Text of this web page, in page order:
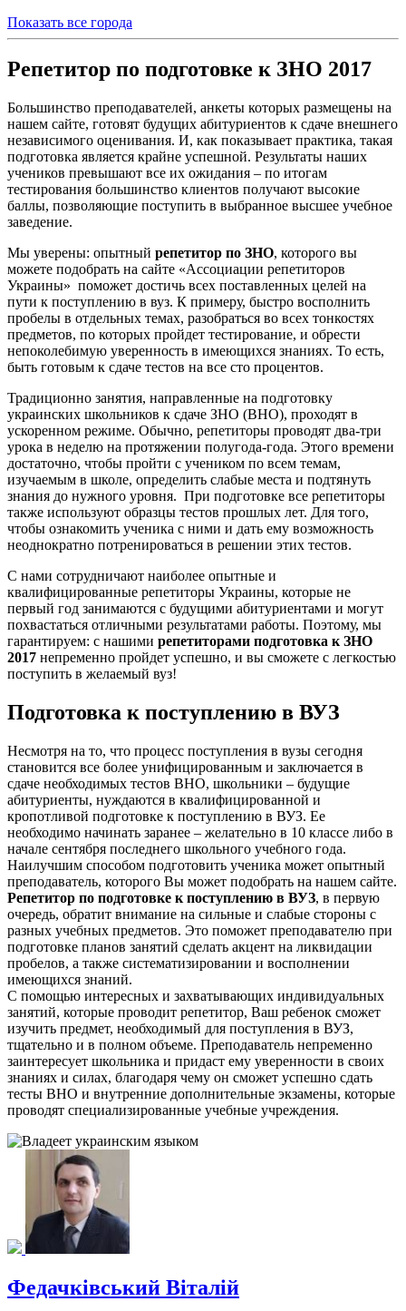
Показать все города
Репетитор по подготовке к ЗНО 2017
Большинство преподавателей, анкеты которых размещены на
нашем сайте, готовят будущих абитуриентов к сдаче внешнего
независимого оценивания. И, как показывает практика, такая
подготовка является крайне успешной. Результаты наших
учеников превышают все их ожидания – по итогам
тестирования большинство клиентов получают высокие
баллы, позволяющие поступить в выбранное высшее учебное
заведение.
Мы уверены: опытный репетитор по ЗНО, которого вы
можете подобрать на сайте «Ассоциации репетиторов
Украины» поможет достичь всех поставленных целей на
пути к поступлению в вуз. К примеру, быстро восполнить
пробелы в отдельных темах, разобраться во всех тонкостях
предметов, по которых пройдет тестирование, и обрести
непоколебимую уверенность в имеющихся знаниях. То есть,
быть готовым к сдаче тестов на все сто процентов.
Традиционно занятия, направленные на подготовку
украинских школьников к сдаче ЗНО (ВНО), проходят в
ускоренном режиме. Обычно, репетиторы проводят два-три
урока в неделю на протяжении полугода-года. Этого времени
достаточно, чтобы пройти с учеником по всем темам,
изучаемым в школе, определить слабые места и подтянуть
знания до нужного уровня. При подготовке все репетиторы
также используют образцы тестов прошлых лет. Для того,
чтобы ознакомить ученика с ними и дать ему возможность
неоднократно потренироваться в решении этих тестов.
С нами сотрудничают наиболее опытные и
квалифицированные репетиторы Украины, которые не
первый год занимаются с будущими абитуриентами и могут
похвастаться отличными результатами работы. Поэтому, мы
гарантируем: с нашими репетиторами подготовка к ЗНО
2017 непременно пройдет успешно, и вы сможете с легкостью
поступить в желаемый вуз!
Подготовка к поступлению в ВУЗ
Несмотря на то, что процесс поступления в вузы сегодня
становится все более унифицированным и заключается в
сдаче необходимых тестов ВНО, школьники – будущие
абитуриенты, нуждаются в квалифицированной и
кропотливой подготовке к поступлению в ВУЗ. Ее
необходимо начинать заранее – желательно в 10 классе либо в
начале сентября последнего школьного учебного года.
Наилучшим способом подготовить ученика может опытный
преподаватель, которого Вы может подобрать на нашем сайте.
Репетитор по подготовке к поступлению в ВУЗ, в первую
очередь, обратит внимание на сильные и слабые стороны с
разных учебных предметов. Это поможет преподавателю при
подготовке планов занятий сделать акцент на ликвидации
пробелов, а также систематизировании и восполнении
имеющихся знаний.
С помощью интересных и захватывающих индивидуальных
занятий, которые проводит репетитор, Ваш ребенок сможет
изучить предмет, необходимый для поступления в ВУЗ,
тщательно и в полном объеме. Преподаватель непременно
заинтересует школьника и придаст ему уверенности в своих
знаниях и силах, благодаря чему он сможет успешно сдать
тесты ВНО и внутренние дополнительные экзамены, которые
проводят специализированные учебные учреждения.
Федачківський Віталій